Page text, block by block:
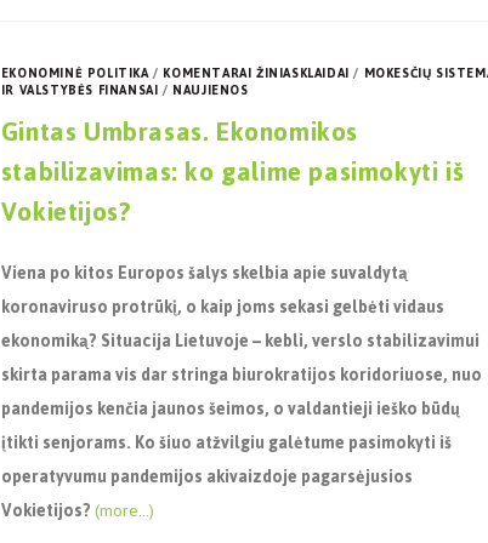
EKONOMINĖ POLITIKA/ KOMENTARAI ŽINIASKLAIDAI/ MOKESČIŲ
IR VALSTYBĖS FINANSAI/ NAUJIENOS
Gintas Umbrasas. Ekonomikos
stabilizavimas: ko galime pasimokyti iš
Vokietijos?
Viena po kitos Europos šalys skelbia apie suvaldytą
koronaviruso protrūkį, o kaip joms sekasi gelbėti vidaus
ekonomiką? Situacija Lietuvoje–kebli, verslo stabilizavimui
skirta parama vis dar stringa biurokratijos koridoriuose, nuo
pandemijos kenčia jaunos šeimos, o valdantieji ieško būdų
įtikti senjorams. Ko šiuo atžvilgiu galėtume pasimokyti iš
operatyvumu pandemijos akivaizdoje pagarsėjusios
Vokietijos?(more…)